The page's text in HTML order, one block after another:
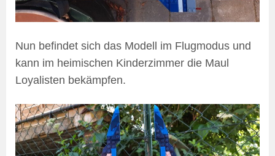
Nun befindet sich das Modell im Flugmodus und
kann im heimischen Kinderzimmer die Maul
Loyalisten bekämpfen.